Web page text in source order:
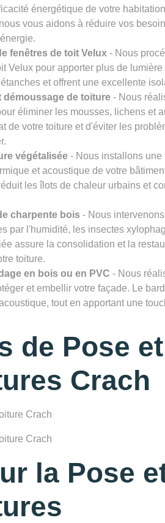
énergétique de votre
vous aidons à réduire vos
fenêtres de toit Velux - Nous
Velux pour apporter plus de
et offrent une excellente
démoussage de toiture - Nous
éliminer les mousses, lichens et
de votre toiture et d'éviter les
végétalisée - Nous installons
et acoustique de votre
les îlots de chaleur urbains et
charpente bois - Nous
par l'humidité, les insectes
assure la consolidation et la
toiture.
en bois ou en PVC - Nous
et embellir votre façade. Le
tout en apportant une
de Pose
Crach
la Pose